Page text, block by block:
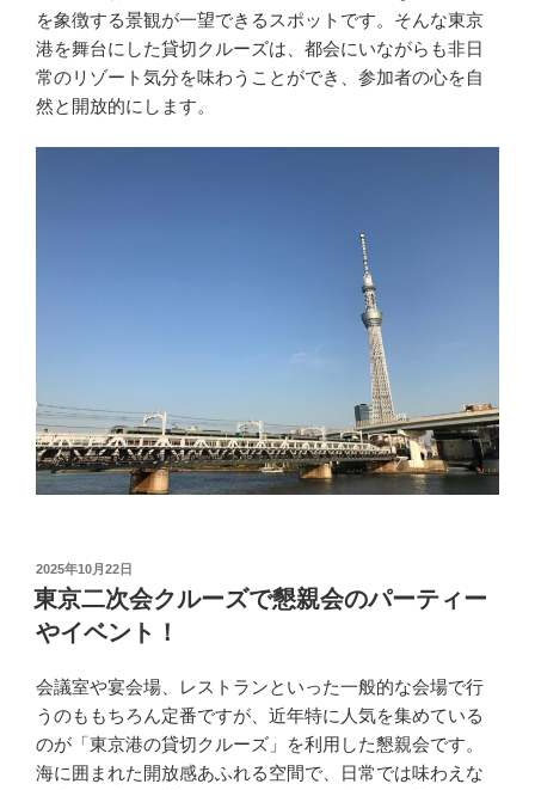
を象徴する景観が一望できるスポットです。そんな東京
港を舞台にした貸切クルーズは、都会にいながらも非日
常のリゾート気分を味わうことができ、参加者の心を自
然と開放的にします。
投
稿
日:
2025年10月22日
東京二次会クルーズで懇親会のパーティー
やイベント！
会議室や宴会場、レストランといった一般的な会場で行
うのももちろん定番ですが、近年特に人気を集めている
のが「東京港の貸切クルーズ」を利用した懇親会です。
海に囲まれた開放感あふれる空間で、日常では味わえな